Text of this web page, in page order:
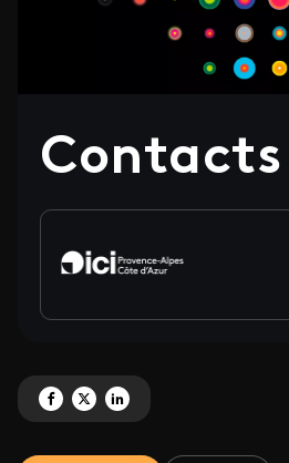
Contacts
Partagez 'Contacts' sur Facebook
Partagez 'Contacts' sur X
Partagez 'Contacts' sur LinkedIn